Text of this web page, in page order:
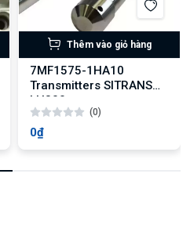
Thêm vào giỏ hàng
7MF1575-1HA10
Transmitters SITRANS
LH300
(0)
0₫